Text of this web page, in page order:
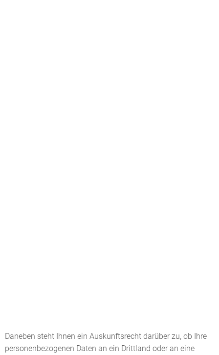
Daneben steht Ihnen ein Auskunftsrecht darüber zu, ob Ihre
personenbezogenen Daten an ein Drittland oder an eine